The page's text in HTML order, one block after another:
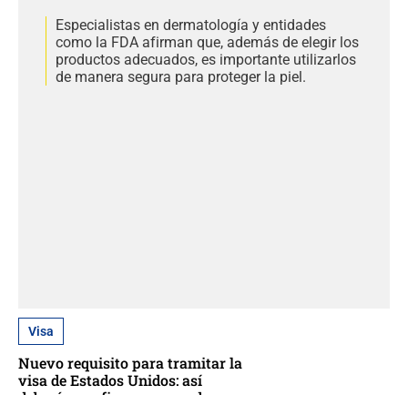
Especialistas en dermatología y entidades
como la FDA afirman que, además de elegir los
productos adecuados, es importante utilizarlos
de manera segura para proteger la piel.
Visa
Nuevo requisito para tramitar la
visa de Estados Unidos: así